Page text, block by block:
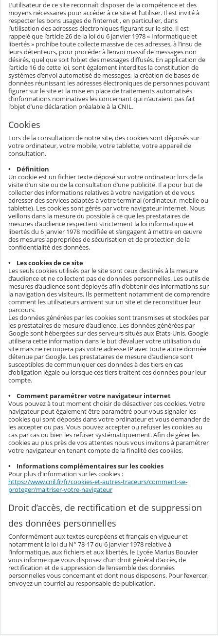
L’utilisateur de ce site reconnaît disposer de la compétence et des
moyens nécessaires pour accéder à ce site et l’utiliser. Il est invité à
respecter les bons usages de l’internet , en particulier, dans
l’utilisation des adresses électroniques figurant sur le site. Il est
rappelé que l’article 26 de la loi du 6 janvier 1978 « Informatique et
libertés » prohibe toute collecte massive de ces adresses, à l’insu de
leurs détenteurs, pour procéder à l’envoi massif de messages non
désirés, quel que soit l’objet des messages diffusés. En application de
l’article 16 de cette loi, sont également interdites la constitution de
systèmes d’envoi automatisé de messages, la création de bases de
données réunissant les adresses électroniques de personnes pouvant
figurer sur le site et la mise en place de traitements automatisés
d’informations nominatives les concernant qui n’auraient pas fait
l’objet d’une déclaration préalable à la CNIL.
Cookies
Lors de la consultation de notre site, des cookies sont déposés sur
votre ordinateur, votre mobile, votre tablette, votre appareil de
consultation.
• Définition
Un cookie est un fichier texte déposé sur votre ordinateur lors de la
visite d’un site ou de la consultation d’une publicité. Il a pour but de
collecter des informations relatives à votre navigation et de vous
adresser des services adaptés à votre terminal (ordinateur, mobile ou
tablette). Les cookies sont gérés par votre navigateur internet. Nous
veillons dans la mesure du possible à ce que les prestataires de
mesures d’audience respectent strictement la loi informatique et
libertés du 6 janvier 1978 modifiée et s’engagent à mettre en œuvre
des mesures appropriées de sécurisation et de protection de la
confidentialité des données.
• Les cookies de ce site
Les seuls cookies utilisés par le site sont ceux destinés à la mesure
d’audience et ne collectent pas de données personnelles. Les outils de
mesures d’audience sont déployés afin d’obtenir des informations sur
la navigation des visiteurs. Ils permettent notamment de comprendre
comment les utilisateurs arrivent sur un site et de reconstituer leur
parcours.
Les données générées par les cookies sont transmises et stockées par
les prestataires de mesure d’audience. Les données générées par
Google sont hébergées sur des serveurs situés aux Etats-Unis. Google
utilisera cette information dans le but d’évaluer votre utilisation du
site mais ne recoupera pas votre adresse IP avec toute autre donnée
détenue par Google. Les prestataires de mesure d’audience sont
susceptibles de communiquer ces données à des tiers en cas
d’obligation légale ou lorsque ces tiers traitent ces données pour leur
compte.
• Comment paramétrer votre navigateur internet
Vous pouvez à tout moment choisir de désactiver ces cookies. Votre
navigateur peut également être paramétré pour vous signaler les
cookies qui sont déposés dans votre ordinateur et vous demander de
les accepter ou pas. Vous pouvez accepter ou refuser les cookies au
cas par cas ou bien les refuser systématiquement. Afin de gérer les
cookies au plus près de vos attentes nous vous invitons à paramétrer
votre navigateur en tenant compte de la finalité des cookies.
• Informations complémentaires sur les cookies
Pour plus d’information sur les cookies :
https://www.cnil.fr/fr/cookies-et-autres-traceurs/comment-se-
proteger/maitriser-votre-navigateur
Droit d’accès, de rectification et de suppression
des données personnelles
Conformément aux textes européens et français en vigueur et
notamment la loi du N° 78-17 du 6 janvier 1978 relative à
l’informatique, aux fichiers et aux libertés, le Lycée Marius Bouvier
vous informe que vous disposez d’un droit général d’accès, de
rectification et de suppression de l’ensemble des données
personnelles vous concernant et dont nous disposons. Pour l’exercer,
envoyez un courriel au responsable de publication.